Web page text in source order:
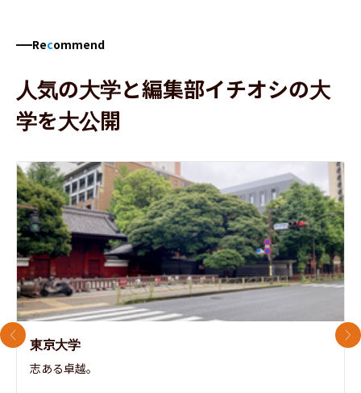
Recommend
人気の大学と編集部イチオシの大
学を大公開
東京大学
志ある卓越。
前のスライド 次